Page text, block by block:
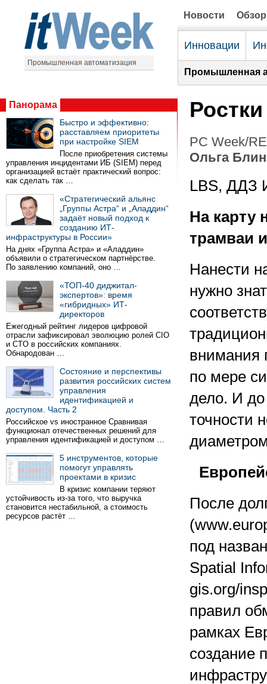
Промышленная автоматизация
Новости
Инновации
Промышленная
Панорама
Быстро и эффективно:
расставляем приоритеты
при настройке SIEM
После приобретения системы
управления инцидентами ИБ (SIEM) перед
организацией встаёт практический вопрос:
как сделать так …
«Стратегический альянс
„Группы Астра“ и „Аладдин“
задаёт новый подход к
созданию ИТ-
инфраструктуры в России»
На днях «Группа Астра» и «Аладдин»
объявили о стратегическом партнёрстве.
По заявлению компаний, оно …
«ТОП-40 диджитал-
экспертов»: время
«гибридных» ИТ-
директоров
Ежегодный рейтинг лидеров цифровой
отрасли зафиксировал эволюцию ролей CIO
и CTO в российских компаниях.
Обнародован …
Состояние и перспективы
развития российских систем
управления
идентификацией и
доступом. Часть 2
Российское vs иностранное Сравнивая
функционал отечественных решений для
управления идентификацией и доступом …
5 инструментов, которые
помогут управлять
проектами в кризис
В кризис компании теряют
устойчивость из-за того, что выручка
становится нестабильной, а стоимость
ресурсов растёт …
PC Week/
Ольга
LBS,
На карту
трамваи
Нанести
нужно
внимания
по мере
дело. И до
точности
После
под
Spatial
gis.org/
правил
рамках
создание